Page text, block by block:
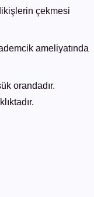
çekmesi
ameliyatında
orandadır.